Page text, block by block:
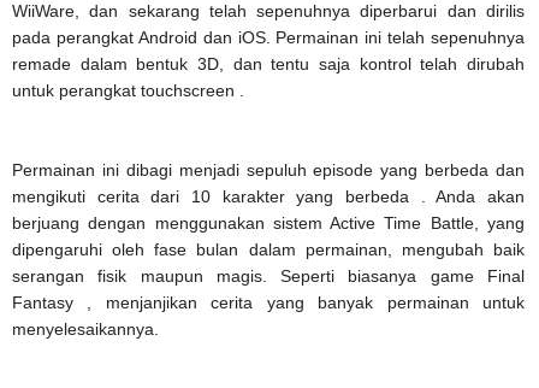
WiiWare, dan sekarang telah sepenuhnya diperbarui dan dirilis
pada perangkat Android dan iOS. Permainan ini telah sepenuhnya
remade dalam bentuk 3D, dan tentu saja kontrol telah dirubah
untuk perangkat touchscreen .
Permainan ini dibagi menjadi sepuluh episode yang berbeda dan
mengikuti cerita dari 10 karakter yang berbeda . Anda akan
berjuang dengan menggunakan sistem Active Time Battle, yang
dipengaruhi oleh fase bulan dalam permainan, mengubah baik
serangan fisik maupun magis. Seperti biasanya game Final
Fantasy , menjanjikan cerita yang banyak permainan untuk
menyelesaikannya.